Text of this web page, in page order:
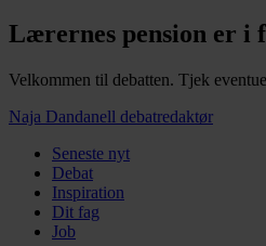
Lærernes pension er i
Velkommen til debatten. Tjek
Naja Dandanell debatredaktør
Seneste nyt
Debat
Inspiration
Dit fag
Job